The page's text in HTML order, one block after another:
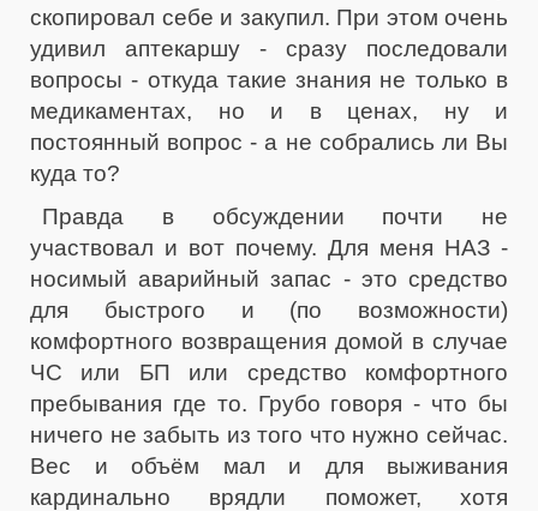
скопировал себе и закупил. При этом очень
удивил аптекаршу - сразу последовали
вопросы - откуда такие знания не только в
медикаментах, но и в ценах, ну и
постоянный вопрос - а не собрались ли Вы
куда то?
Правда в обсуждении почти не
участвовал и вот почему. Для меня НАЗ -
носимый аварийный запас - это средство
для быстрого и (по возможности)
комфортного возвращения домой в случае
ЧС или БП или средство комфортного
пребывания где то. Грубо говоря - что бы
ничего не забыть из того что нужно сейчас.
Вес и объём мал и для выживания
кардинально врядли поможет, хотя